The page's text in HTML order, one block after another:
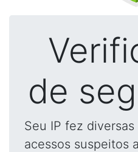
de
Seu IP fez
acessos suspeitos